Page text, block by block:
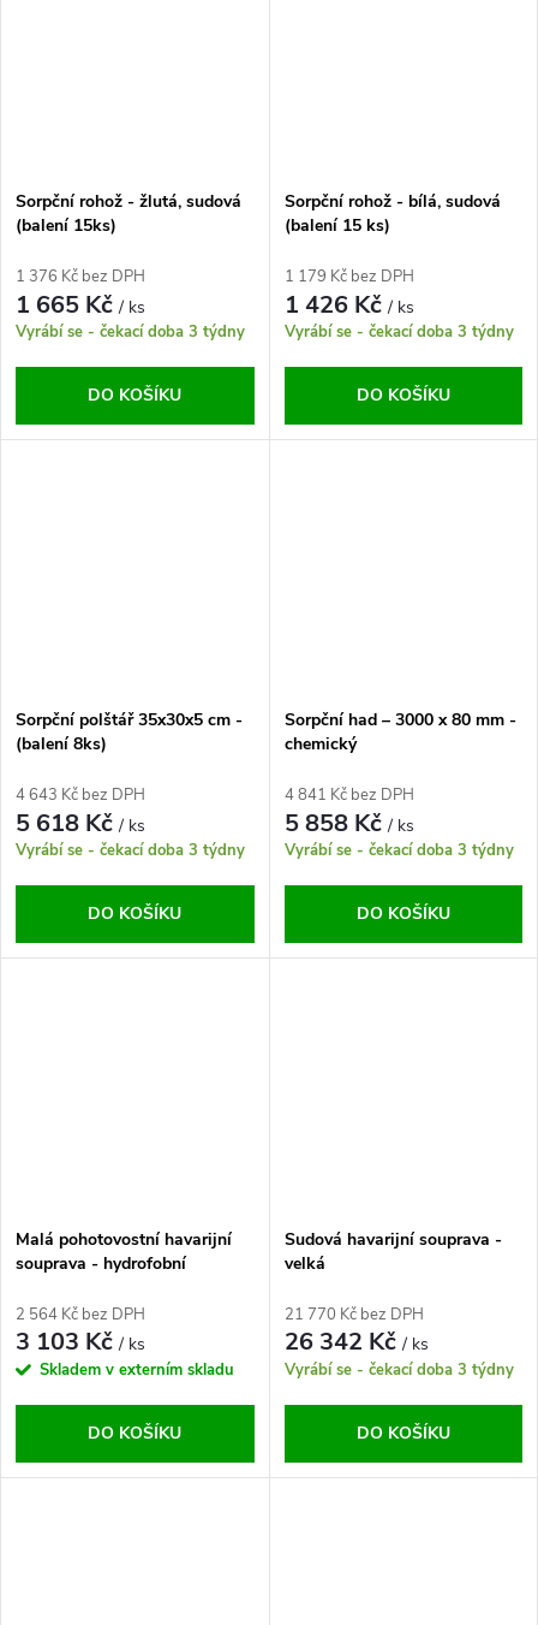
Sorpční rohož - žlutá, sudová
(balení 15ks)
1 376 Kč bez DPH
1 665 Kč/ ks
Vyrábí se - čekací doba 3 týdny
DO KOŠÍKU
Sorpční rohož - bílá, sudová
(balení 15 ks)
1 179 Kč bez DPH
1 426 Kč/ ks
Vyrábí se - čekací doba 3 týdny
DO KOŠÍKU
Sorpční polštář 35x30x5 cm -
(balení 8ks)
4 643 Kč bez DPH
5 618 Kč/ ks
Vyrábí se - čekací doba 3 týdny
DO KOŠÍKU
Sorpční had – 3000 x 80 mm -
chemický
4 841 Kč bez DPH
5 858 Kč/ ks
Vyrábí se - čekací doba 3 týdny
DO KOŠÍKU
Malá pohotovostní havarijní
souprava - hydrofobní
2 564 Kč bez DPH
3 103 Kč/ ks
Skladem v externím skladu
DO KOŠÍKU
Sudová havarijní souprava -
velká
21 770 Kč bez DPH
26 342 Kč/ ks
Vyrábí se - čekací doba 3 týdny
DO KOŠÍKU